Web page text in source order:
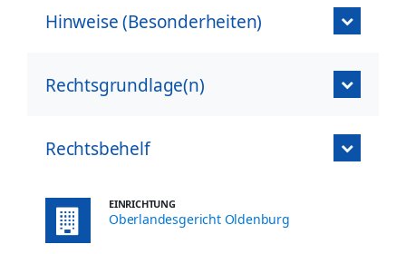
Hinweise (Besonderheiten)
Rechtsgrundlage(n)
Rechtsbehelf
EINRICHTUNG
Oberlandesgericht Oldenburg